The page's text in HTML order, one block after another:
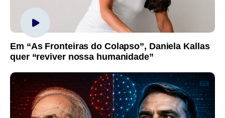
Em “As Fronteiras do Colapso”, Daniela Kallas
quer “reviver nossa humanidade”